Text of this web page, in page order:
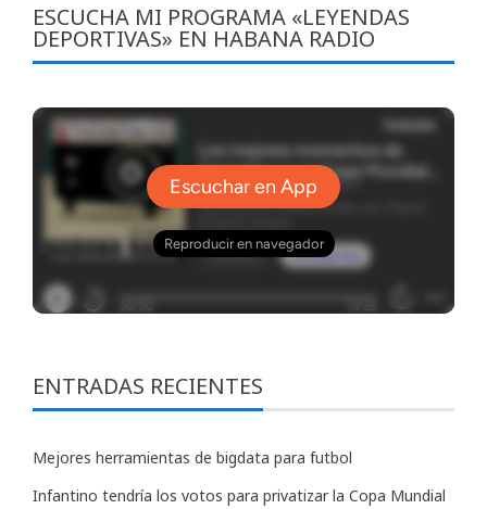
ESCUCHA MI PROGRAMA «LEYENDAS
DEPORTIVAS» EN HABANA RADIO
ENTRADAS RECIENTES
Mejores herramientas de bigdata para futbol
Infantino tendría los votos para privatizar la Copa Mundial